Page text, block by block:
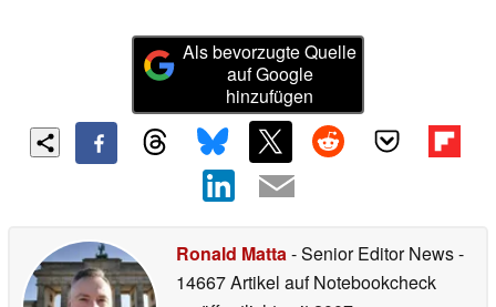
Als bevorzugte Quelle
auf Google
hinzufügen
Ronald Matta- Senior Editor News-
14667 Artikel auf Notebookcheck